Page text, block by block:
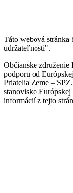
Táto webová stránka
udržateľnosti".
Občianske združenie
podporu od
Priatelia Zeme –
stanovisko Európskej
informácií z tejto